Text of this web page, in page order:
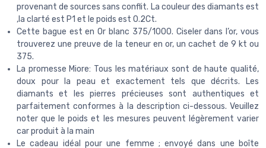
provenant de sources sans conflit. La couleur des diamants est
,la clarté est P1 et le poids est 0.2Ct.
Cette bague est en Or blanc 375/1000. Ciseler dans l’or, vous
trouverez une preuve de la teneur en or, un cachet de 9 kt ou
375.
La promesse Miore: Tous les matériaux sont de haute qualité,
doux pour la peau et exactement tels que décrits. Les
diamants et les pierres précieuses sont authentiques et
parfaitement conformes à la description ci-dessous. Veuillez
noter que le poids et les mesures peuvent légèrement varier
car produit à la main
Le cadeau idéal pour une femme ; envoyé dans une boîte